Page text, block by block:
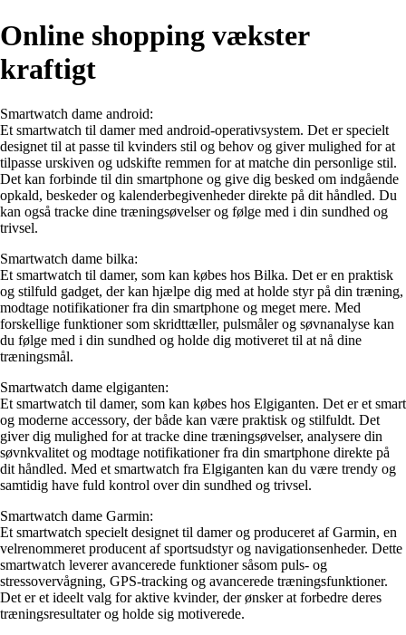
Online shopping vækster
kraftigt
Smartwatch dame android:
Et smartwatch til damer med android-operativsystem. Det er specielt
designet til at passe til kvinders stil og behov og giver mulighed for at
tilpasse urskiven og udskifte remmen for at matche din personlige stil.
Det kan forbinde til din smartphone og give dig besked om indgående
opkald, beskeder og kalenderbegivenheder direkte på dit håndled. Du
kan også tracke dine træningsøvelser og følge med i din sundhed og
trivsel.
Smartwatch dame bilka:
Et smartwatch til damer, som kan købes hos Bilka. Det er en praktisk
og stilfuld gadget, der kan hjælpe dig med at holde styr på din træning,
modtage notifikationer fra din smartphone og meget mere. Med
forskellige funktioner som skridttæller, pulsmåler og søvnanalyse kan
du følge med i din sundhed og holde dig motiveret til at nå dine
træningsmål.
Smartwatch dame elgiganten:
Et smartwatch til damer, som kan købes hos Elgiganten. Det er et smart
og moderne accessory, der både kan være praktisk og stilfuldt. Det
giver dig mulighed for at tracke dine træningsøvelser, analysere din
søvnkvalitet og modtage notifikationer fra din smartphone direkte på
dit håndled. Med et smartwatch fra Elgiganten kan du være trendy og
samtidig have fuld kontrol over din sundhed og trivsel.
Smartwatch dame Garmin:
Et smartwatch specielt designet til damer og produceret af Garmin, en
velrenommeret producent af sportsudstyr og navigationsenheder. Dette
smartwatch leverer avancerede funktioner såsom puls- og
stressovervågning, GPS-tracking og avancerede træningsfunktioner.
Det er et ideelt valg for aktive kvinder, der ønsker at forbedre deres
træningsresultater og holde sig motiverede.